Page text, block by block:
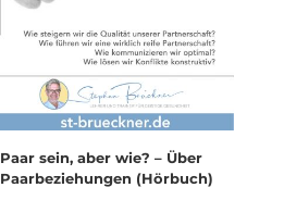
Paar sein, aber wie? – Über
Paarbeziehungen (Hörbuch)